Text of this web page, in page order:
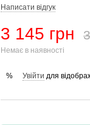
Написати відгук
3 145 грн
Немає в наявності
% Увійти для